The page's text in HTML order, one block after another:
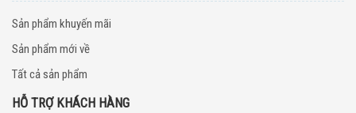
Sản phẩm khuyến mãi
Sản phẩm mới về
Tất cả sản phẩm
HỖ TRỢ KHÁCH HÀNG